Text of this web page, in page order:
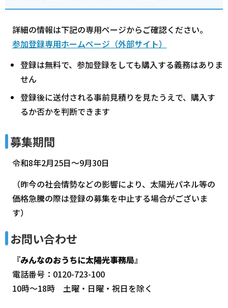
詳細の情報は下記の専用ページからご確認ください。
参加登録専用ホームページ（外部サイト）
登録は無料で、参加登録をしても購入する義務はありま
せん
登録後に送付される事前見積りを見たうえで、購入す
るか否かを判断できます
募集期間
令和8年2月25日～9月30日
（昨今の社会情勢などの影響により、太陽光パネル等の
価格急騰の際は登録の募集を中止する場合がございま
す）
お問い合わせ
『みんなのおうちに太陽光事務局』
電話番号：0120-723-100
10時～18時 土曜・日曜・祝日を除く